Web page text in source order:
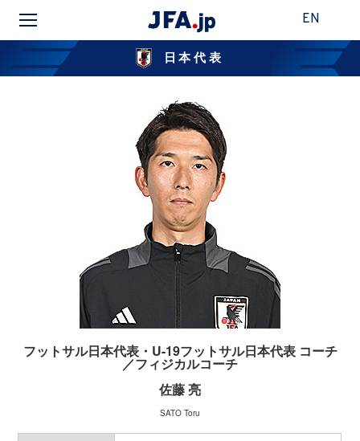
EN
日本代表
フットサル日本代表・U-19フットサル日本代表 コーチ
／フィジカルコーチ
佐藤 亮
SATO Toru